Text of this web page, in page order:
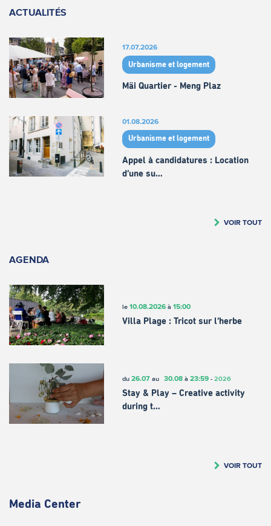
ACTUALITÉS
17.07.2026
Urbanisme et logement
Mäi Quartier - Meng Plaz
01.08.2026
Urbanisme et logement
Appel à candidatures : Location
d’une su…
VOIR TOUT
AGENDA
le 10.08.2026à 15:00
Villa Plage : Tricot sur l’herbe
du 26.07au 30.08à 23:59- 2026
Stay & Play – Creative activity
during t…
VOIR TOUT
Media Center